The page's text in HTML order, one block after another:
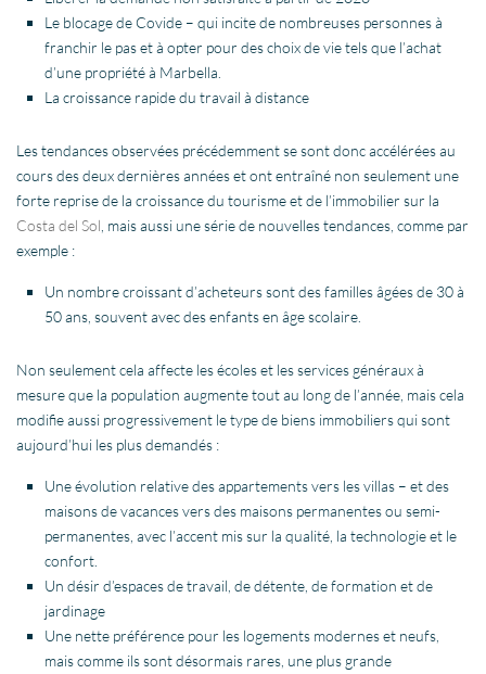
Le blocage de Covide – qui incite de nombreuses personnes à
franchir le pas et à opter pour des choix de vie tels que l’achat
d’une propriété à Marbella
La croissance rapide du travail à distance
Les tendances observées précédemment se sont donc accélérées au
cours des deux dernières années et ont entraîné non seulement une
forte reprise de la croissance du tourisme et de l’immobilier sur la
Costa del Sol , mais aussi une série de nouvelles tendances, comme par
exemple :
Un nombre croissant d’acheteurs sont des familles âgées de 30 à
50 ans, souvent avec des enfants en âge scolaire.
Non seulement cela affecte les écoles et les services généraux à
mesure que la population augmente tout au long de l’année, mais cela
modifie aussi progressivement le type de biens immobiliers qui sont
aujourd’hui les plus demandés :
Une évolution relative des appartements vers les villas – et des
maisons de vacances vers des maisons permanentes ou semi-
permanentes, avec l’accent mis sur la qualité, la technologie et le
confort.
Un désir d’espaces de travail, de détente, de formation et de
jardinage
Une nette préférence pour les logements modernes et neufs,
mais comme ils sont désormais rares, une plus grande